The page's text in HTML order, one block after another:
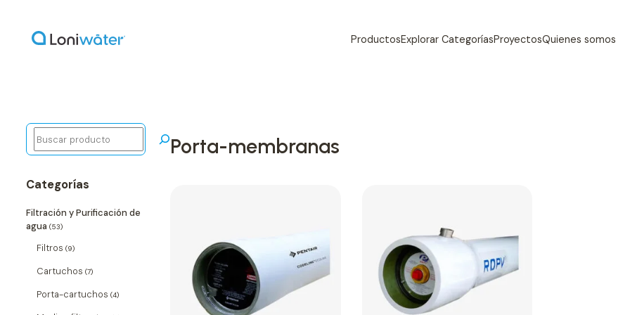
ProductosExplorar CategoríasProyectosQuienes somos
Buscar
Categorías
Filtración y Purificación de
agua (53)
Filtros (9)
Cartuchos (7)
Porta-cartuchos (4)
porta-membranas